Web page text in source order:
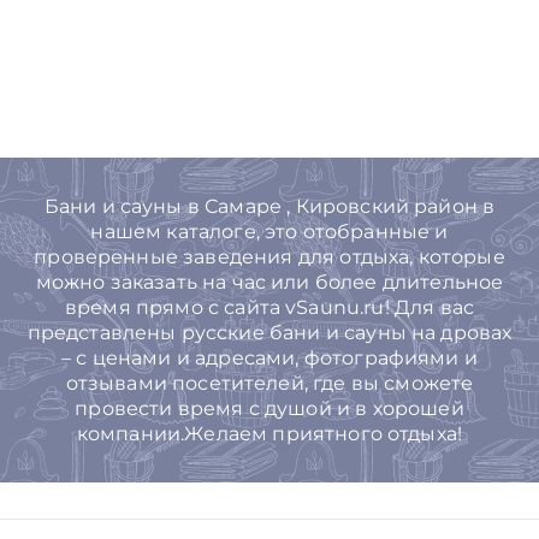
Бани и сауны в Самаре , Кировский район в
нашем каталоге, это отобранные и
проверенные заведения для отдыха, которые
можно заказать на час или более длительное
время прямо с сайта vSaunu.ru! Для вас
представлены русские бани и сауны на дровах
– с ценами и адресами, фотографиями и
отзывами посетителей, где вы сможете
провести время с душой и в хорошей
компании.Желаем приятного отдыха!